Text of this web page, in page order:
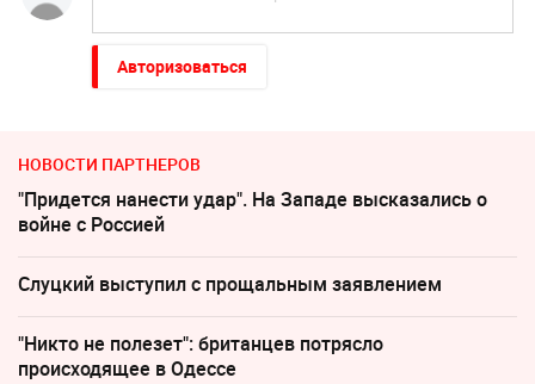
Авторизоваться
НОВОСТИ ПАРТНЕРОВ
"Придется нанести удар". На Западе высказались о
войне с Россией
Слуцкий выступил с прощальным заявлением
"Никто не полезет": британцев потрясло
происходящее в Одессе